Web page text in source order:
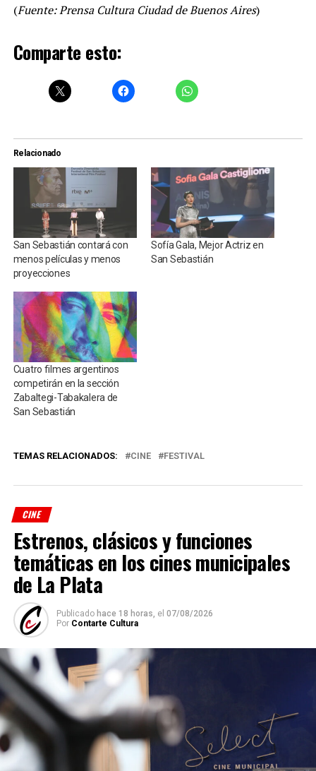
(Fuente: Prensa Cultura Ciudad de Buenos Aires)
Comparte esto:
Relacionado
San Sebastián contará con
menos películas y menos
proyecciones
Sofía Gala, Mejor Actriz en
San Sebastián
Cuatro filmes argentinos
competirán en la sección
Zabaltegi-Tabakalera de
San Sebastián
TEMAS RELACIONADOS: CINE FESTIVAL
CINE
Estrenos, clásicos y funciones
temáticas en los cines municipales
de La Plata
Publicado hace 18 horas, el 07/08/2026
Por Contarte Cultura